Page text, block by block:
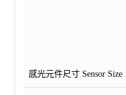
感光元件尺寸 Sensor Size